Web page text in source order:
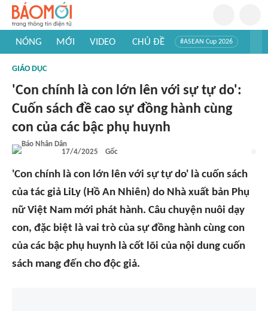
NÓNG MỚI VIDEO CHỦ ĐỀ #ASEAN Cup 2026
#Khám phá thế giới
GIÁO DỤC
'Con chính là con lớn lên với sự tự do':
Cuốn sách đề cao sự đồng hành cùng
con của các bậc phụ huynh
17/4/2025 Gốc
'Con chính là con lớn lên với sự tự do' là cuốn sách
của tác giả LiLy (Hồ An Nhiên) do Nhà xuất bản Phụ
nữ Việt Nam mới phát hành. Câu chuyện nuôi dạy
con, đặc biệt là vai trò của sự đồng hành cùng con
của các bậc phụ huynh là cốt lõi của nội dung cuốn
sách mang đến cho độc giả.